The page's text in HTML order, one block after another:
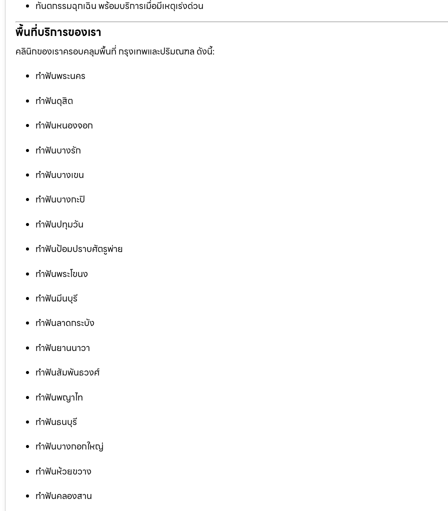
ทันตกรรมฉุกเฉิน พร้อมบริการเมื่อมีเหตุเร่งด่วน
พื้นที่บริการของเรา
คลินิกของเราครอบคลุมพื้นที่ กรุงเทพและปริมณฑล ดังนี้:
ทำฟันพระนคร
ทำฟันดุสิต
ทำฟันหนองจอก
ทำฟันบางรัก
ทำฟันบางเขน
ทำฟันบางกะปิ
ทำฟันปทุมวัน
ทำฟันป้อมปราบศัตรูพ่าย
ทำฟันพระโขนง
ทำฟันมีนบุรี
ทำฟันลาดกระบัง
ทำฟันยานนาวา
ทำฟันสัมพันธวงศ์
ทำฟันพญาไท
ทำฟันธนบุรี
ทำฟันบางกอกใหญ่
ทำฟันห้วยขวาง
ทำฟันคลองสาน